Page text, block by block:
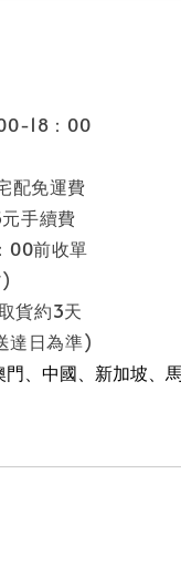
18：00
配免運費
手續費
00前收單
貨約3天
為準)
、中國、新加坡、